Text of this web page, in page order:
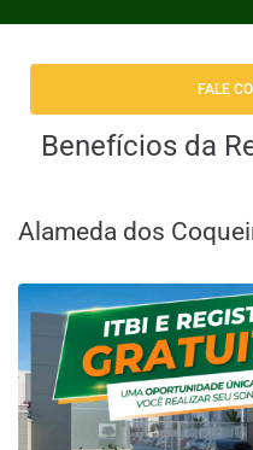
FALE
Benefícios da
Alameda dos